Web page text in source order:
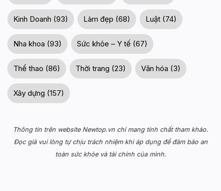
Kinh Doanh (93) Làm đẹp (68) Luật (74)
Nha khoa (93) Sức khỏe – Y tế (67)
Thể thao (86) Thời trang (23) Văn hóa (3)
Xây dựng (157)
Thông tin trên website Newtop.vn chỉ mang tính chất tham khảo.
Đọc giả vui lòng tự chịu trách nhiệm khi áp dụng để đảm bảo an
toàn sức khỏe và tài chính của mình.